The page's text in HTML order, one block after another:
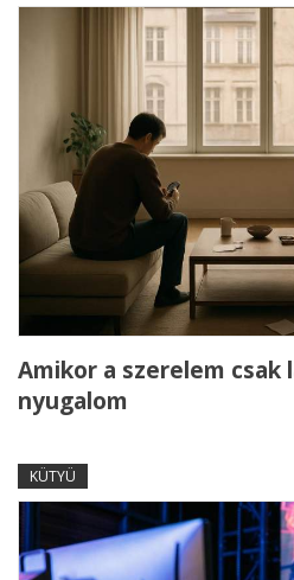
Amikor a szerelem csak
nyugalom
KÜTYÜ